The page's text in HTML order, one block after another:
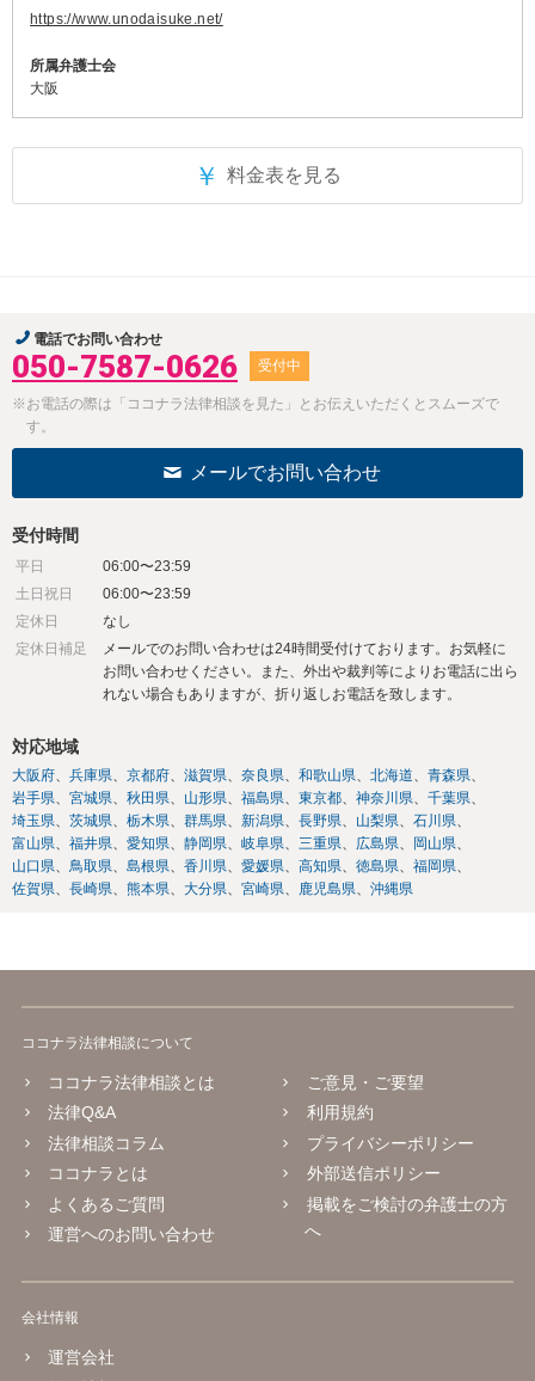
https://www.unodaisuke.net/
所属弁護士会
大阪
￥ 料金表を見る
電話でお問い合わせ
050-7587-0626 受付中
※お電話の際は「ココナラ法律相談を見た」とお伝えいただくとスムーズで
す。
メールでお問い合わせ
受付時間
平日
06:00〜23:59
土日祝日
06:00〜23:59
定休日
なし
定休日補足
メールでのお問い合わせは24時間受付けております。お気軽に
お問い合わせください。また、外出や裁判等によりお電話に出ら
れない場合もありますが、折り返しお電話を致します。
対応地域
大阪府 兵庫県 京都府 滋賀県 奈良県 和歌山県 北海道
青森県
岩手県
宮城県 秋田県 山形県 福島県 東京都 神奈川県
千葉県
埼玉県
茨城県 栃木県 群馬県 新潟県 長野県 山梨県
石川県
富山県
福井県 愛知県 静岡県 岐阜県 三重県 広島県
岡山県
山口県
鳥取県 島根県 香川県 愛媛県 高知県 徳島県
福岡県
佐賀県
長崎県 熊本県 大分県 宮崎県 鹿児島県 沖縄県
ココナラ法律相談について
ココナラ法律相談とは
法律Q&A
法律相談コラム
ココナラとは
よくあるご質問
運営へのお問い合わせ
ご意見・ご要望
利用規約
プライバシーポリシー
外部送信ポリシー
掲載をご検討の弁護士の方
へ
会社情報
運営会社